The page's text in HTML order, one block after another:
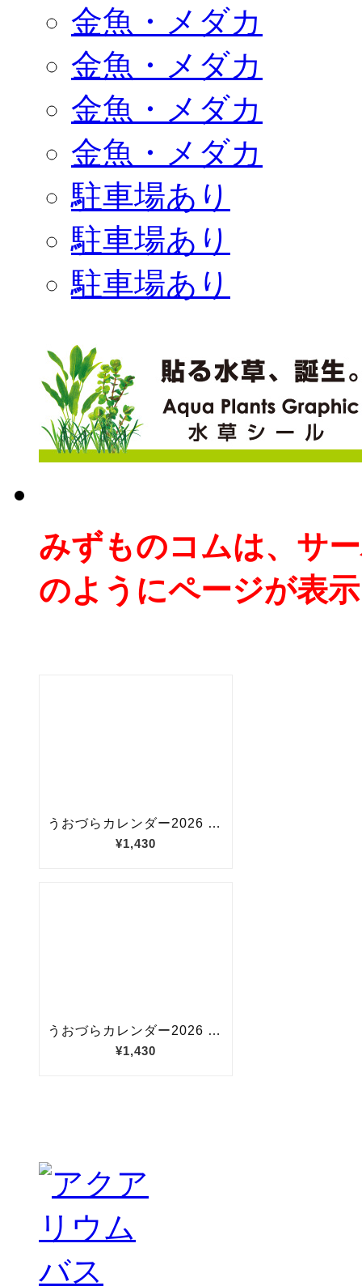
金魚・メダカ
金魚・メダカ
金魚・メダカ
金魚・メダカ
駐車場あり
駐車場あり
駐車場あり
みずものコムは、サ
のようにページが表